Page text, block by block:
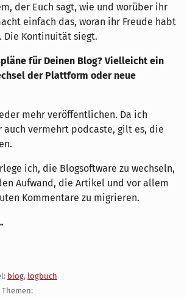
der Euch sagt, wie und worüber ihr
einfach das, woran ihr Freude habt
Kontinuität siegt.
für Deinen Blog? Vielleicht ein
der Plattform oder neue
mehr veröffentlichen. Da ich
vermehrt podcaste, gilt es, die
ich, die Blogsoftware zu wechseln,
Aufwand, die Artikel und vor allem
Kommentare zu migrieren.
blog, logbuch